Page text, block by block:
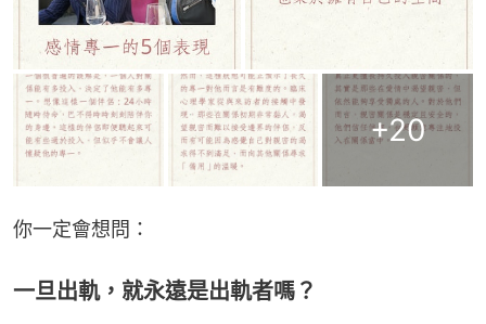
+20
你一定會想問：
一旦出軌，就永遠是出軌者嗎？